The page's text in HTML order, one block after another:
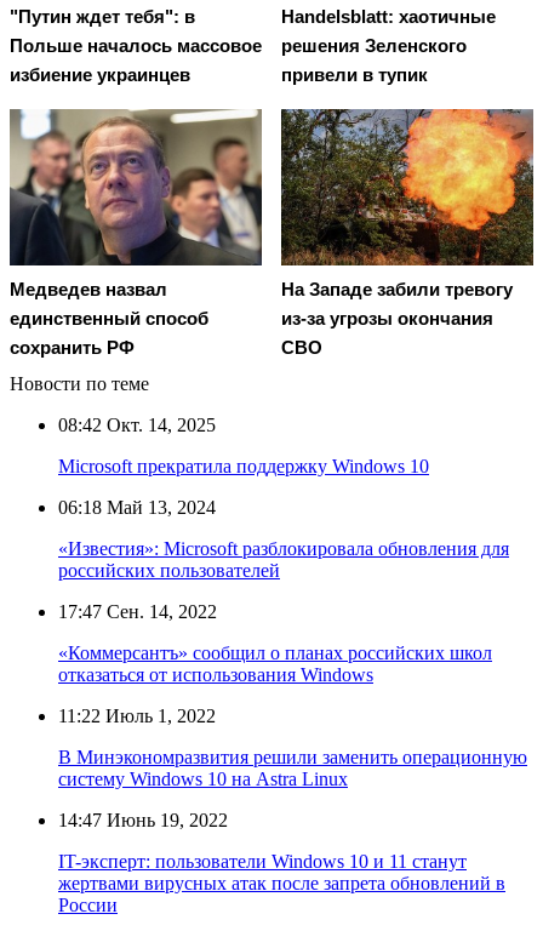
"Путин ждет тебя": в
Польше началось массовое
избиение украинцев
Handelsblatt: хаотичные
решения Зеленского
привели в тупик
Медведев назвал
единственный способ
сохранить РФ
На Западе забили тревогу
из-за угрозы окончания
СВО
Новости по теме
08:42 Окт. 14, 2025
Microsoft прекратила поддержку Windows 10
06:18 Май 13, 2024
«Известия»: Microsoft разблокировала обновления для
российских пользователей
17:47 Сен. 14, 2022
«Коммерсантъ» сообщил о планах российских школ
отказаться от использования Windows
11:22 Июль 1, 2022
В Минэкономразвития решили заменить операционную
систему Windows 10 на Astra Linux
14:47 Июнь 19, 2022
IT-эксперт: пользователи Windows 10 и 11 станут
жертвами вирусных атак после запрета обновлений в
России